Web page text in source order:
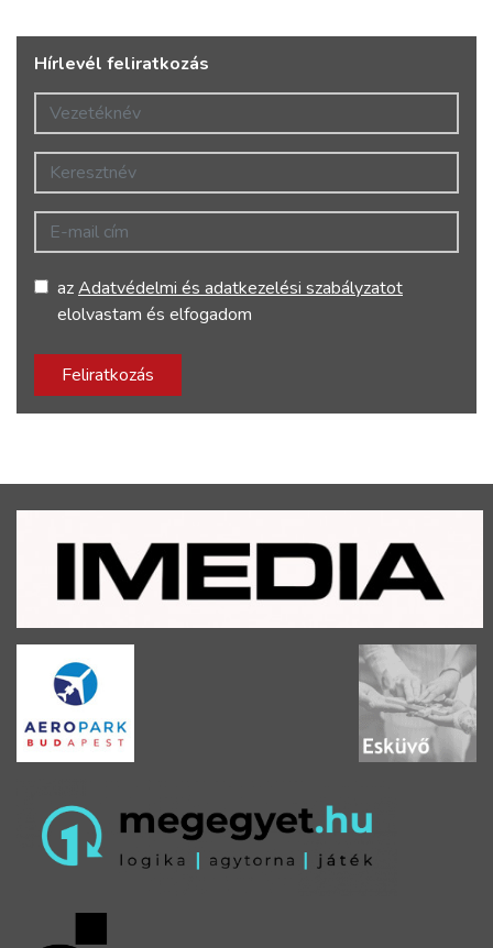
Hírlevél feliratkozás
Vezetéknév
Keresztnév
E-mail cím
azAdatvédelmi és adatkezelési szabályzatot
elolvastam és elfogadom
Feliratkozás